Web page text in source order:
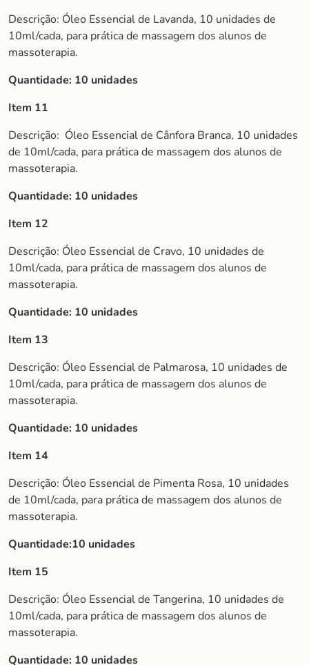
Descrição: Óleo Essencial de Lavanda, 10 unidades de
10ml/cada, para prática de massagem dos alunos de
massoterapia.
Quantidade: 10 unidades
Item 11
Descrição: Óleo Essencial de Cânfora Branca, 10 unidades
de 10ml/cada, para prática de massagem dos alunos de
massoterapia.
Quantidade: 10 unidades
Item 12
Descrição: Óleo Essencial de Cravo, 10 unidades de
10ml/cada, para prática de massagem dos alunos de
massoterapia.
Quantidade: 10 unidades
Item 13
Descrição: Óleo Essencial de Palmarosa, 10 unidades de
10ml/cada, para prática de massagem dos alunos de
massoterapia.
Quantidade: 10 unidades
Item 14
Descrição: Óleo Essencial de Pimenta Rosa, 10 unidades
de 10ml/cada, para prática de massagem dos alunos de
massoterapia.
Quantidade:10 unidades
Item 15
Descrição: Óleo Essencial de Tangerina, 10 unidades de
10ml/cada, para prática de massagem dos alunos de
massoterapia.
Quantidade: 10 unidades